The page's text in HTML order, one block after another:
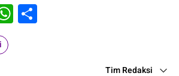
WhatsApp
Tim Redaksi